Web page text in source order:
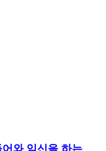
와 임신을 하는